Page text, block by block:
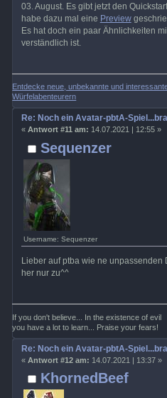
03. August. Es gibt jetzt den
habe dazu mal eine Preview
Es hat doch ein paar Ähnlichkeiten
verständlich ist.
Entdecke neue, unbekannte und
Würfelabenteurern
Sequenzer
Username: Sequenzer
Re: Noch ein Avatar-pbtA-
« Antwort #11 am: 14.07.2021 | 12:55 »
Lieber auf ptba wie ne unpassenden
her nur zu^^
If you don't believe... In the existence of evil
you have a lot to learn... Praise your fears!
KhornedBeef
Re: Noch ein Avatar-pbtA-
« Antwort #12 am: 14.07.2021 | 13:37 »